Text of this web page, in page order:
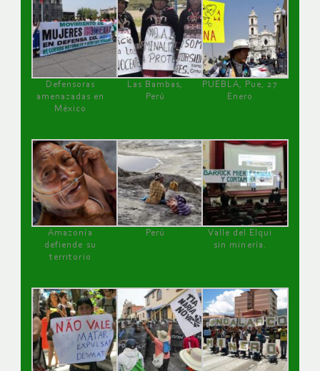
Defensoras
amenazadas en
México
Las Bambas,
Perú
PUEBLA, Pue, 27
Enero
Amazonía
defiende su
territorio
Perú
Valle del Elqui
sin minería.